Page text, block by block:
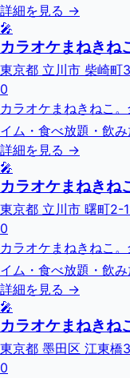
詳細を見る →
🎤
カラオケまねきね
東京都 立川市 柴崎
0
カラオケまねきねこ
イム・食べ放題・飲み
詳細を見る →
🎤
カラオケまねきね
東京都 立川市 曙町2-
0
カラオケまねきねこ
イム・食べ放題・飲み
詳細を見る →
🎤
カラオケまねきね
東京都 墨田区 江東橋
0